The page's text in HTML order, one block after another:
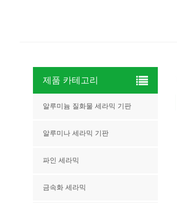
제품 카테고리
알루미늄 질화물 세라믹 기판
알루미나 세라믹 기판
파인 세라믹
금속화 세라믹